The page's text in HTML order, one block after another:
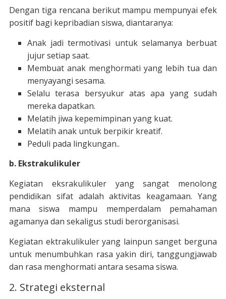
Dengan tiga rencana berikut mampu mempunyai efek
positif bagi kepribadian siswa, diantaranya:
Anak jadi termotivasi untuk selamanya berbuat
jujur setiap saat.
Membuat anak menghormati yang lebih tua dan
menyayangi sesama.
Selalu terasa bersyukur atas apa yang sudah
mereka dapatkan.
Melatih jiwa kepemimpinan yang kuat.
Melatih anak untuk berpikir kreatif.
Peduli pada lingkungan..
b. Ekstrakulikuler
Kegiatan eksrakulikuler yang sangat menolong
pendidikan sifat adalah aktivitas keagamaan. Yang
mana siswa mampu memperdalam pemahaman
agamanya dan sekaligus studi berorganisasi.
Kegiatan ektrakulikuler yang lainpun sanget berguna
untuk menumbuhkan rasa yakin diri, tanggungjawab
dan rasa menghormati antara sesama siswa.
2. Strategi eksternal